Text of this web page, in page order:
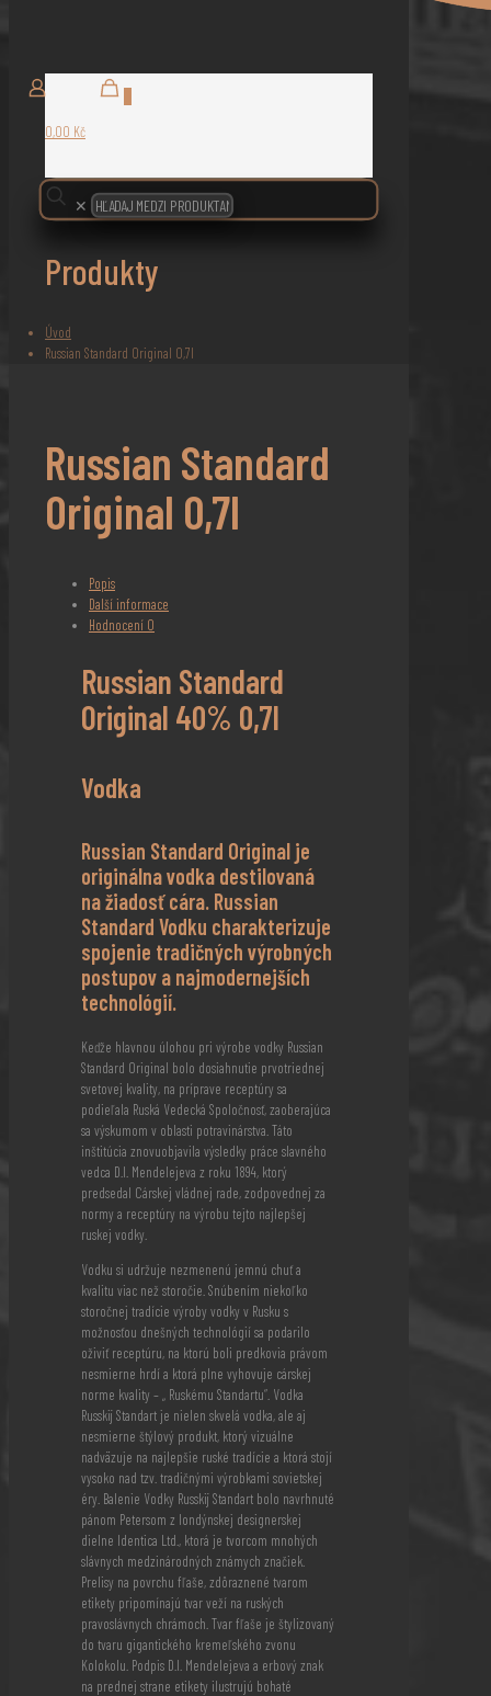
0,00 Kč
✕
Produkty
Úvod
Russian Standard Original 0,7l
Russian Standard
Original 0,7l
Popis
Další informace
Hodnocení 0
Russian Standard
Original 40% 0,7l
Vodka
Russian Standard Original je
originálna vodka destilovaná
na žiadosť cára. Russian
Standard Vodku charakterizuje
spojenie tradičných výrobných
postupov a najmodernejších
technológií.
Keďže hlavnou úlohou pri výrobe vodky Russian
Standard Original bolo dosiahnutie prvotriednej
svetovej kvality, na príprave receptúry sa
podieľala Ruská Vedecká Spoločnosť, zaoberajúca
sa výskumom v oblasti potravinárstva. Táto
inštitúcia znovuobjavila výsledky práce slavného
vedca D.I. Mendelejeva z roku 1894, ktorý
predsedal Cárskej vládnej rade, zodpovednej za
normy a receptúry na výrobu tejto najlepšej
ruskej vodky.
Vodku si udržuje nezmenenú jemnú chuť a
kvalitu viac než storočie. Snúbením niekoľko
storočnej tradície výroby vodky v Rusku s
možnosťou dnešných technológií sa podarilo
oživiť receptúru, na ktorú boli predkovia právom
nesmierne hrdí a ktorá plne vyhovuje cárskej
norme kvality – „ Ruskému Standartu“. Vodka
Russkij Standart je nielen skvelá vodka, ale aj
nesmierne štýlový produkt, ktorý vizuálne
nadväzuje na najlepšie ruské tradície a ktorá stojí
vysoko nad tzv. tradičnými výrobkami sovietskej
éry. Balenie Vodky Russkij Standart bolo navrhnuté
pánom Petersom z londýnskej designerskej
dielne Identica Ltd., ktorá je tvorcom mnohých
slávnych medzinárodných známych značiek.
Prelisy na povrchu fľaše, zdôraznené tvarom
etikety pripomínajú tvar veží na ruských
pravoslávnych chrámoch. Tvar fľaše je štylizovaný
do tvaru gigantického kremeľského zvonu
Kolokolu. Podpis D.I. Mendelejeva a erbový znak
na prednej strane etikety ilustrujú bohaté